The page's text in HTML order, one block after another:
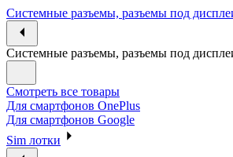
Системные разъемы, разъемы под
Системные разъемы, разъемы под
Смотреть все товары
Для смартфонов OnePlus
Для смартфонов Google
Sim лотки